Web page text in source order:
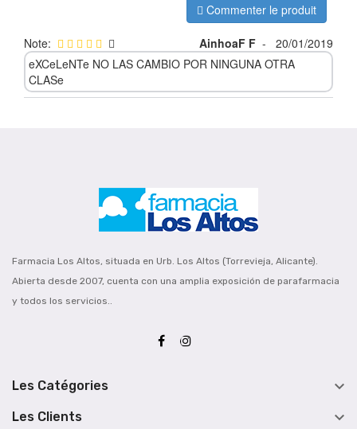
Commenter le produit
Note: AinhoaF F -
20/01/2019
eXCeLeNTe NO LAS CAMBIO POR NINGUNA OTRA
CLASe
Farmacia Los Altos, situada en Urb. Los Altos (Torrevieja, Alicante).
Abierta desde 2007, cuenta con una amplia exposición de parafarmacia
y todos los servicios..
Les Catégories 
Les Clients 